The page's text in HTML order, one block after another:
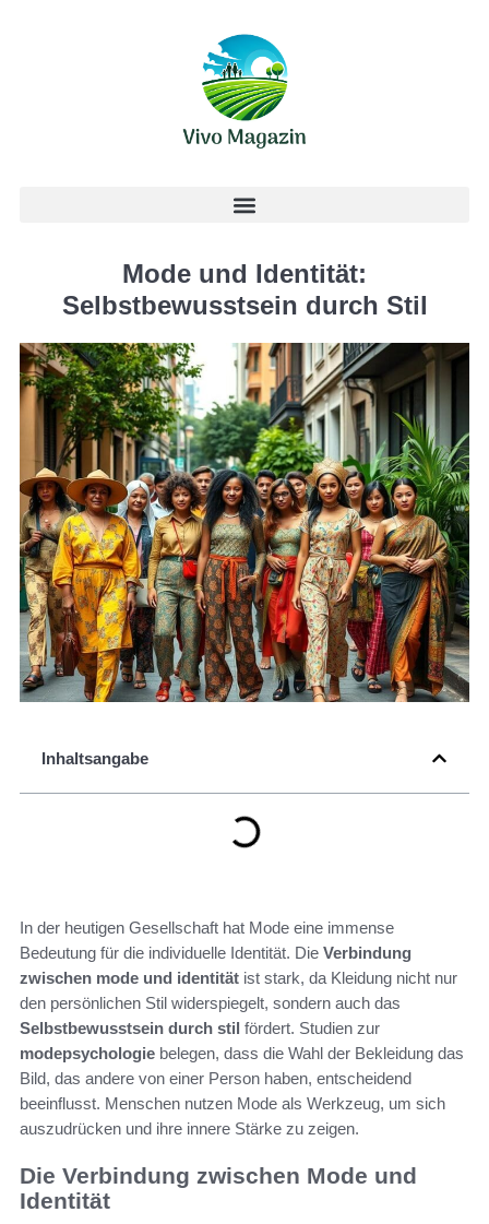
Mode und Identität:
Selbstbewusstsein durch Stil
Inhaltsangabe
In der heutigen Gesellschaft hat Mode eine immense
Bedeutung für die individuelle Identität. Die Verbindung
zwischen mode und identität ist stark, da Kleidung nicht nur
den persönlichen Stil widerspiegelt, sondern auch das
Selbstbewusstsein durch stil fördert. Studien zur
modepsychologie belegen, dass die Wahl der Bekleidung das
Bild, das andere von einer Person haben, entscheidend
beeinflusst. Menschen nutzen Mode als Werkzeug, um sich
auszudrücken und ihre innere Stärke zu zeigen.
Die Verbindung zwischen Mode und
Identität